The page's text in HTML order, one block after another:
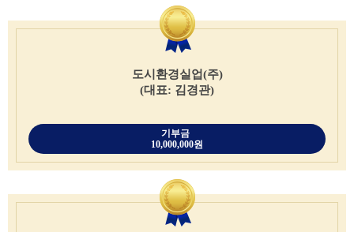
도시환경실업(주)
(대표: 김경관)
기부금
10,000,000원